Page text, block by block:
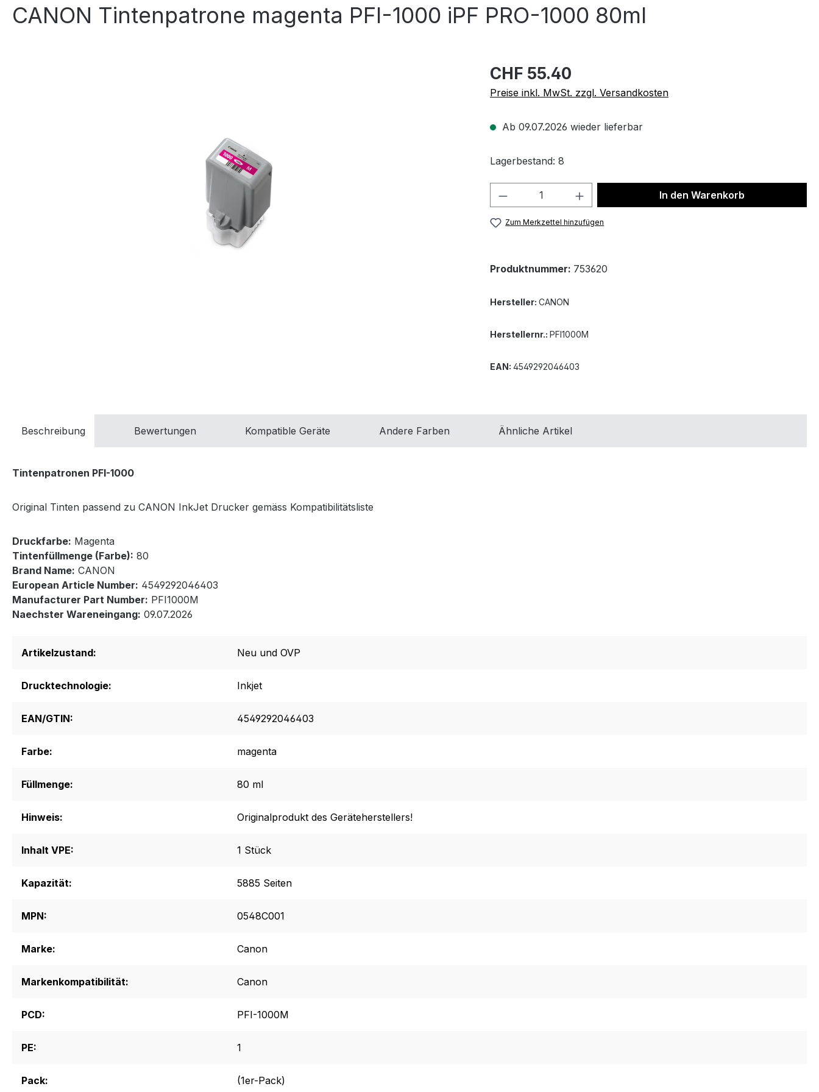
CANON Tintenpatrone magenta PFI-1000 iPF PRO-1000 80ml
CHF 55.40
Preise inkl. MwSt. zzgl. Versandkosten
Ab 09.07.2026 wieder lieferbar
Lagerbestand: 8
Produkt Anzahl: Gib den gewünschten Wert
In den Warenkorb
Zum Merkzettel hinzufügen
Produktnummer: 753620
Hersteller: CANON
Herstellernr.: PFI1000M
EAN: 4549292046403
Beschreibung Bewertungen Kompatible Geräte Andere Farben Ähnliche Artikel
Tintenpatronen PFI-1000
Original Tinten passend zu CANON InkJet Drucker gemäss Kompatibilitätsliste
Druckfarbe: Magenta
Tintenfüllmenge (Farbe): 80
Brand Name: CANON
European Article Number: 4549292046403
Manufacturer Part Number: PFI1000M
Naechster Wareneingang: 09.07.2026
Artikelzustand: Neu und OVP
Drucktechnologie: Inkjet
EAN/GTIN: 4549292046403
Farbe: magenta
Füllmenge: 80 ml
Hinweis: Originalprodukt des Geräteherstellers!
Inhalt VPE: 1 Stück
Kapazität: 5885 Seiten
MPN: 0548C001
Marke: Canon
Markenkompatibilität: Canon
PCD: PFI-1000M
PE: 1
Pack: (1er-Pack)